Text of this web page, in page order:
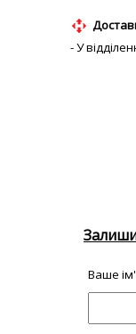
- У